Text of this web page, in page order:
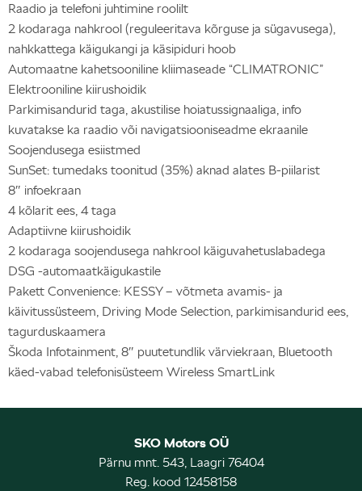
Raadio ja telefoni juhtimine roolilt
2 kodaraga nahkrool (reguleeritava kõrguse ja sügavusega),
nahkkattega käigukangi ja käsipiduri hoob
Automaatne kahetsooniline kliimaseade “CLIMATRONIC”
Elektrooniline kiirushoidik
Parkimisandurid taga, akustilise hoiatussignaaliga, info
kuvatakse ka raadio või navigatsiooniseadme ekraanile
Soojendusega esiistmed
SunSet: tumedaks toonitud (35%) aknad alates B-piilarist
8″ infoekraan
4 kõlarit ees, 4 taga
Adaptiivne kiirushoidik
2 kodaraga soojendusega nahkrool käiguvahetuslabadega
DSG -automaatkäigukastile
Pakett Convenience: KESSY – võtmeta avamis- ja
käivitussüsteem, Driving Mode Selection, parkimisandurid ees,
tagurduskaamera
Škoda Infotainment, 8″ puutetundlik värviekraan, Bluetooth
käed-vabad telefonisüsteem Wireless SmartLink
SKO Motors OÜ
Pärnu mnt. 543, Laagri 76404
Reg. kood 12458158